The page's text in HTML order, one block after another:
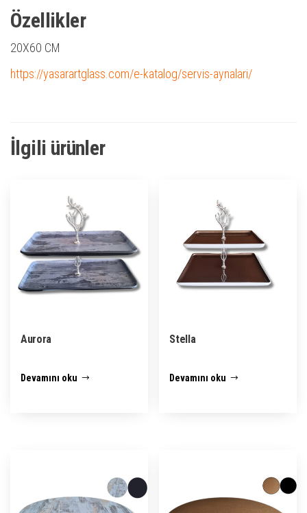
Özellikler
20X60 CM
https://yasarartglass.com/e-katalog/servis-aynalari/
İlgili ürünler
Aurora
Devamını oku
Stella
Devamını oku